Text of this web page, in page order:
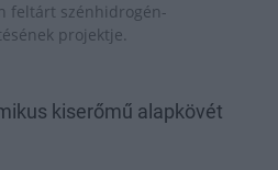
feltárt szénhidrogén-
projektje.
kiserőmű alapkövét